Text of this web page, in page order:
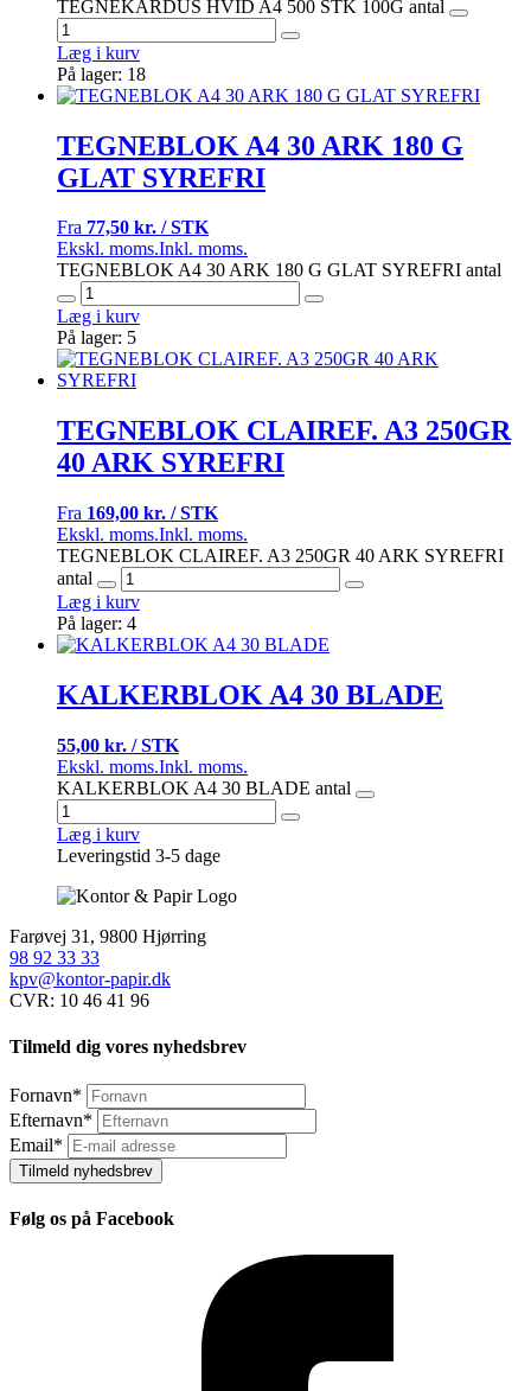
TEGNEKARDUS HVID A4 500 STK 100G antal
Læg i kurv
På lager: 18
TEGNEBLOK A4 30 ARK 180 G
GLAT SYREFRI
Fra 77,50 kr. / STK
Ekskl. moms.Inkl. moms.
TEGNEBLOK A4 30 ARK 180 G GLAT SYREFRI antal
Læg i kurv
På lager: 5
TEGNEBLOK CLAIREF. A3 250GR
40 ARK SYREFRI
Fra 169,00 kr. / STK
Ekskl. moms.Inkl. moms.
TEGNEBLOK CLAIREF. A3 250GR 40 ARK SYREFRI
antal
Læg i kurv
På lager: 4
KALKERBLOK A4 30 BLADE
55,00 kr. / STK
Ekskl. moms.Inkl. moms.
KALKERBLOK A4 30 BLADE antal
Læg i kurv
Leveringstid 3-5 dage
Farøvej 31, 9800 Hjørring
98 92 33 33
kpv@kontor-papir.dk
CVR: 10 46 41 96
Tilmeld dig vores nyhedsbrev
Fornavn*
Efternavn*
Email*
Tilmeld nyhedsbrev
Følg os på Facebook